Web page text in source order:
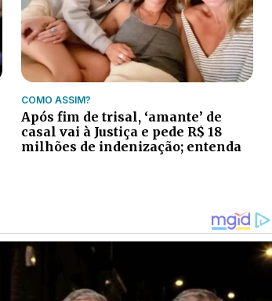
COMO ASSIM?
Após fim de trisal, ‘amante’ de
casal vai à Justiça e pede R$ 18
milhões de indenização; entenda